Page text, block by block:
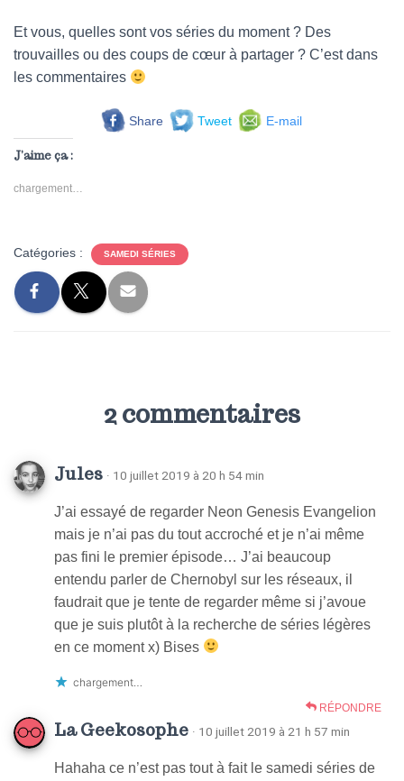
Et vous, quelles sont vos séries du moment ? Des
trouvailles ou des coups de cœur à partager ? C’est dans
les commentaires
Share Tweet E-mail
J’aime ça :
chargement…
Catégories : SAMEDI SÉRIES
2 commentaires
Jules · 10 juillet 2019 à 20 h 54 min
J’ai essayé de regarder Neon Genesis Evangelion
mais je n’ai pas du tout accroché et je n’ai même
pas fini le premier épisode… J’ai beaucoup
entendu parler de Chernobyl sur les réseaux, il
faudrait que je tente de regarder même si j’avoue
que je suis plutôt à la recherche de séries légères
en ce moment x) Bises
chargement…
RÉPONDRE
La Geekosophe · 10 juillet 2019 à 21 h 57 min
Hahaha ce n’est pas tout à fait le samedi séries de